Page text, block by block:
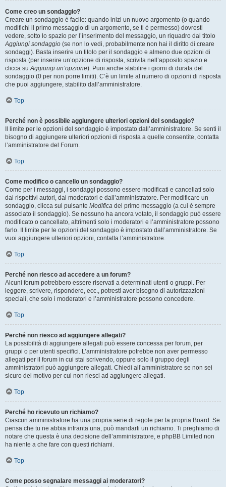
Come creo un sondaggio?
Creare un sondaggio è facile: quando inizi un nuovo argomento (o quando
modifichi il primo messaggio di un argomento, se ti è permesso) dovresti
vedere, sotto lo spazio per l’inserimento del messaggio, un riquadro dal titolo
Aggiungi sondaggio (se non lo vedi, probabilmente non hai il diritto di creare
sondaggi). Basta inserire un titolo per il sondaggio e almeno due opzioni di
risposta (per inserire un’opzione di risposta, scrivila nell’apposito spazio e
clicca suAggiungi un’opzione). Puoi anche stabilire i giorni di durata del
sondaggio (0 per non porre limiti). C’è un limite al numero di opzioni di risposta
che puoi aggiungere, stabilito dall’amministratore.
Top
Perché non è possibile aggiungere ulteriori opzioni del sondaggio?
Il limite per le opzioni del sondaggio è impostato dall’amministratore. Se senti il
bisogno di aggiungere ulteriori opzioni di risposta a quelle consentite, contatta
l’amministratore del Forum.
Top
Come modifico o cancello un sondaggio?
Come per i messaggi, i sondaggi possono essere modificati e cancellati solo
dai rispettivi autori, dai moderatori e dall’amministratore. Per modificare un
sondaggio, clicca sul pulsante Modifica del primo messaggio (a cui è sempre
associato il sondaggio). Se nessuno ha ancora votato, il sondaggio può essere
modificato o cancellato, altrimenti solo i moderatori e l’amministratore possono
farlo. Il limite per le opzioni del sondaggio è impostato dall’amministratore. Se
vuoi aggiungere ulteriori opzioni, contatta l’amministratore.
Top
Perché non riesco ad accedere a un forum?
Alcuni forum potrebbero essere riservati a determinati utenti o gruppi. Per
leggere, scrivere, rispondere, ecc., potresti aver bisogno di autorizzazioni
speciali, che solo i moderatori e l’amministratore possono concedere.
Top
Perché non riesco ad aggiungere allegati?
La possibilità di aggiungere allegati può essere concessa per forum, per
gruppi o per utenti specifici. L’amministratore potrebbe non aver permesso
allegati per il forum in cui stai scrivendo, oppure solo il gruppo degli
amministratori può aggiungere allegati. Chiedi all’amministratore se non sei
sicuro del motivo per cui non riesci ad aggiungere allegati.
Top
Perché ho ricevuto un richiamo?
Ciascun amministratore ha una propria serie di regole per la propria Board. Se
pensa che tu ne abbia infranta una, può mandarti un richiamo. Ti preghiamo di
notare che questa è una decisione dell’amministratore, e phpBB Limited non
ha niente a che fare con questi richiami.
Top
Come posso segnalare messaggi ai moderatori?